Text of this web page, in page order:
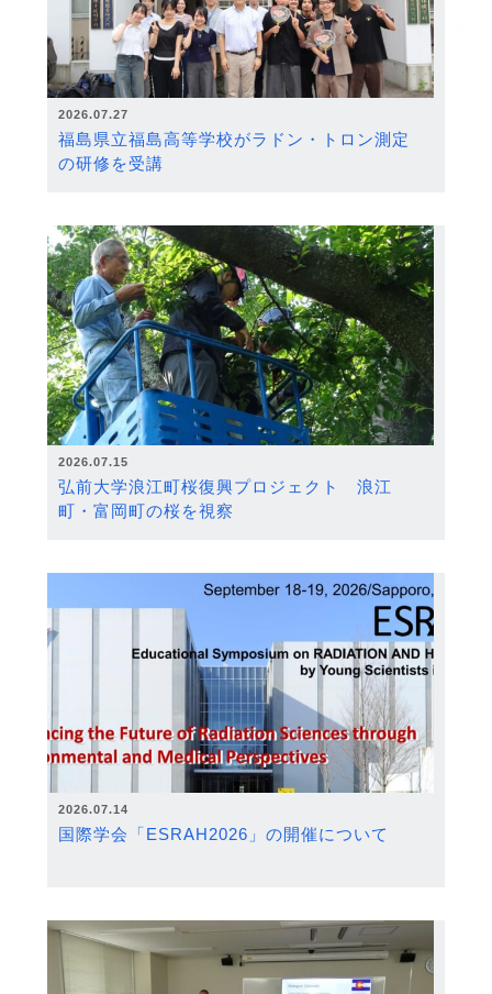
2026.07.27
福島県立福島高等学校がラドン・トロン測定
の研修を受講
2026.07.15
弘前大学浪江町桜復興プロジェクト 浪江
町・富岡町の桜を視察
2026.07.14
国際学会「ESRAH2026」の開催について